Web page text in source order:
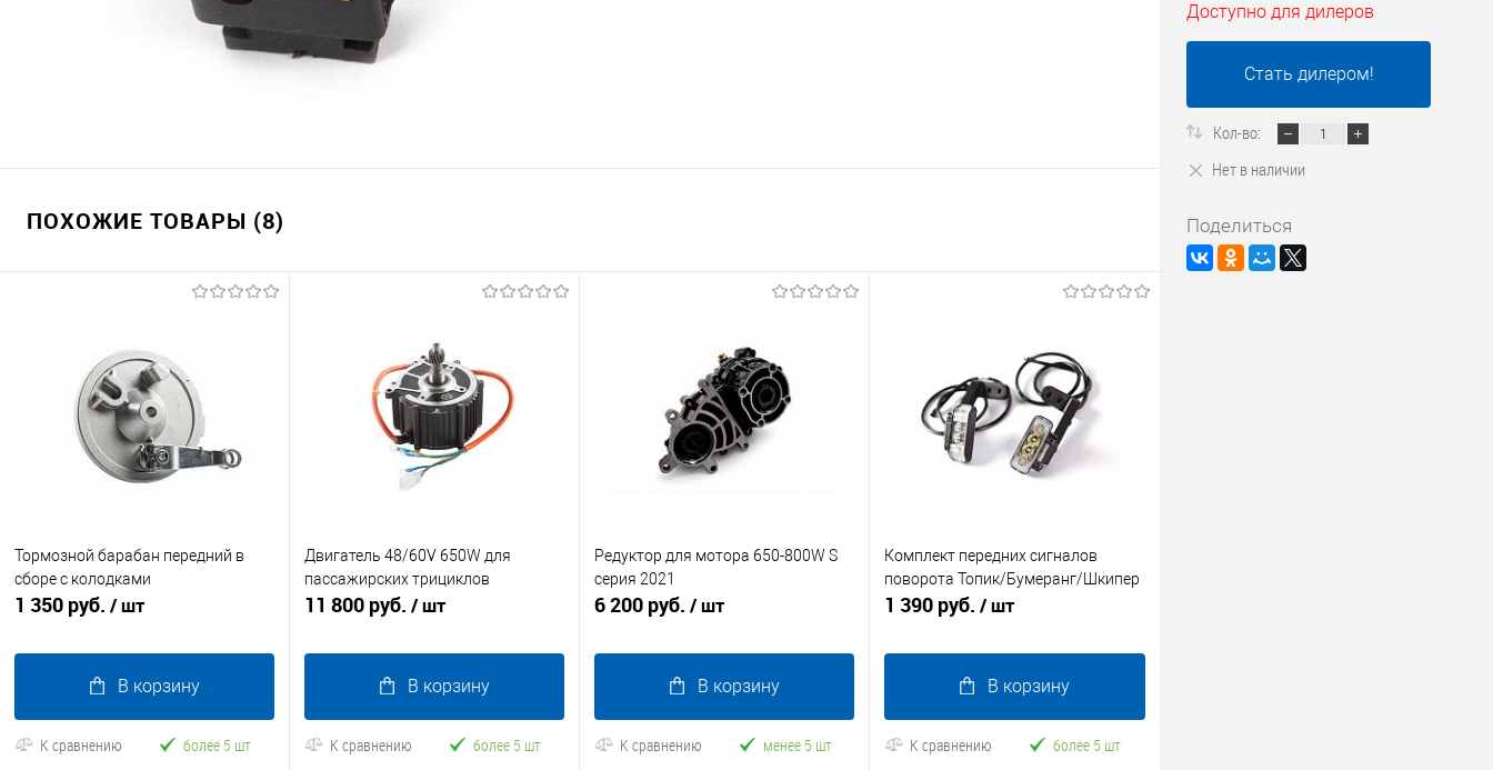
ПОХОЖИЕ ТОВАРЫ (8)
Тормозной барабан передний в
сборе с колодками
1 350 руб. / шт
В корзину
К сравнению
более 5 шт
Двигатель 48/60V 650W для
пассажирских трициклов
11 800 руб. / шт
В корзину
К сравнению
более 5 шт
Редуктор для мотора 650-800W S
серия 2021
6 200 руб. / шт
В корзину
К сравнению
менее 5 шт
Комплект передних сигналов
поворота Топик/Бумеранг/Шкипер
1 390 руб. / шт
В корзину
К сравнению
более 5 шт
Доступно для дилеров
Стать дилером!
Кол-во:
Нет в наличии
Поделиться